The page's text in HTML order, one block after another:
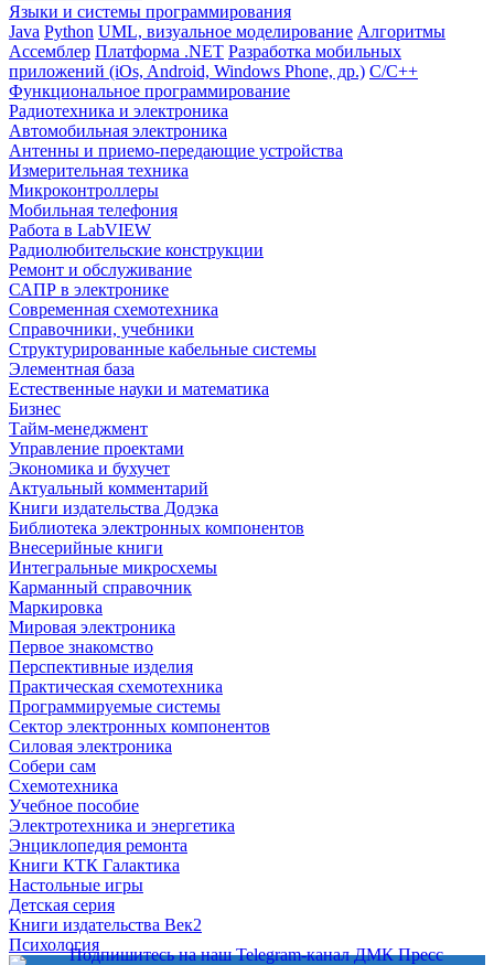
Языки и системы программирования
Java Python UML, визуальное моделирование Алгоритмы
Ассемблер Платформа .NET Разработка мобильных
приложений (iOs, Android, Windows Phone, др.) С/С++
Функциональное программирование
Радиотехника и электроника
Автомобильная электроника
Антенны и приемо-передающие устройства
Измерительная техника
Микроконтроллеры
Мобильная телефония
Работа в LabVIEW
Радиолюбительские конструкции
Ремонт и обслуживание
САПР в электронике
Современная схемотехника
Справочники, учебники
Структурированные кабельные системы
Элементная база
Естественные науки и математика
Бизнес
Тайм-менеджмент
Управление проектами
Экономика и бухучет
Актуальный комментарий
Книги издательства Додэка
Библиотека электронных компонентов
Внесерийные книги
Интегральные микросхемы
Карманный справочник
Маркировка
Мировая электроника
Первое знакомство
Перспективные изделия
Практическая схемотехника
Программируемые системы
Сектор электронных компонентов
Силовая электроника
Собери сам
Схемотехника
Учебное пособие
Электротехника и энергетика
Энциклопедия ремонта
Книги КТК Галактика
Настольные игры
Детская серия
Книги издательства Век2
Психология